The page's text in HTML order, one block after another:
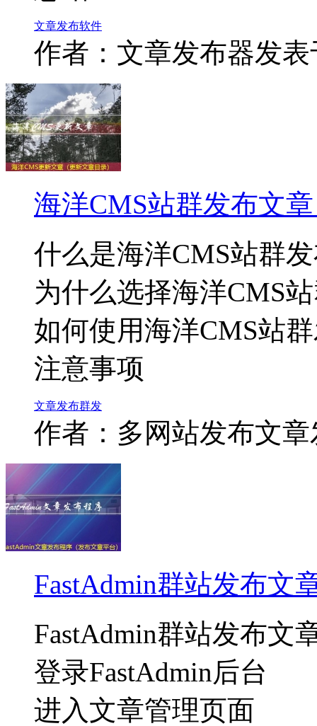
文章发布软件
作者：文章发布器发表
海洋CMS站群发布文
什么是海洋CMS站群
为什么选择海洋CMS
如何使用海洋CMS站
注意事项
文章发布群发
作者：多网站发布文章
FastAdmin群站发布文
FastAdmin群站发布文
登录FastAdmin后台
进入文章管理页面